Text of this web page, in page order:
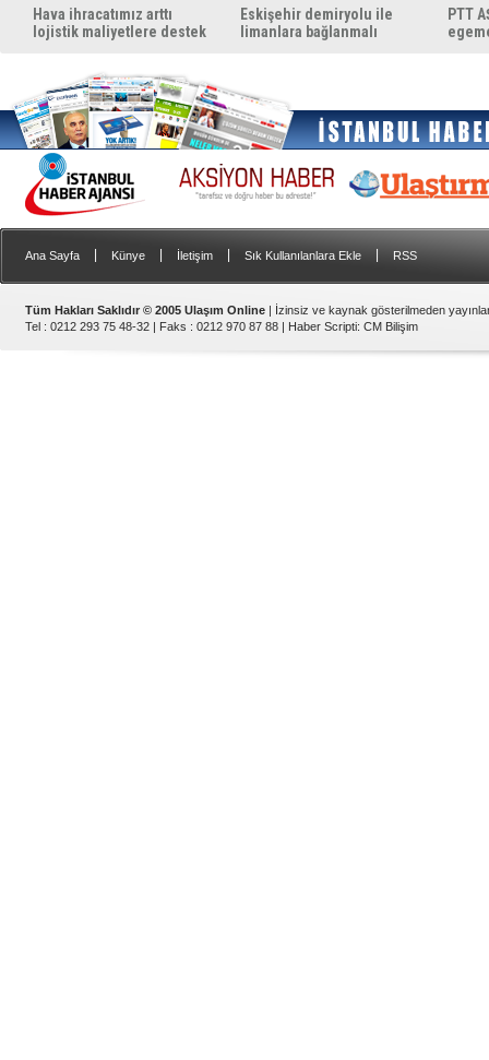
Hava ihracatımız arttı
lojistik maliyetlere destek
Eskişehir demiryolu ile
limanlara bağlanmalı
PTT
Ana Sayfa Künye İletişim Sık Kullanılanlara Ekle RSS
Tüm Hakları Saklıdır © 2005 Ulaşım Online | İzinsiz ve kaynak gösterilmeden
Tel : 0212 293 75 48-32 | Faks : 0212 970 87 88 | Haber Scripti: CM Bilişim